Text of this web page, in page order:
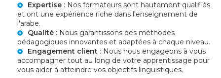
Expertise : Nos formateurs sont hautement qualifiés
et ont une expérience riche dans l'enseignement de
l'arabe.
Qualité : Nous garantissons des méthodes
pédagogiques innovantes et adaptées à chaque niveau.
Engagement client : Nous nous engageons à vous
accompagner tout au long de votre apprentissage pour
vous aider à atteindre vos objectifs linguistiques.